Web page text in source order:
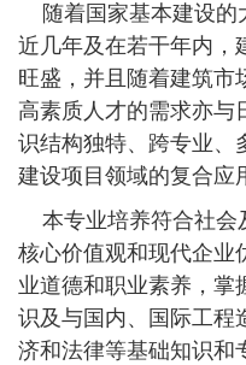
随着国家基本建设的
近几年及在若干年内，
旺盛，并且随着建筑市
高素质人才的需求亦与
识结构独特、跨专业、
建设项目领域的复合应
本专业培养符合社会
核心价值观和现代企业
业道德和职业素养，掌
识及与国内、国际工程
济和法律等基础知识和